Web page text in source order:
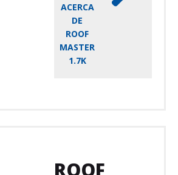
ACERCA
DE
ROOF
MASTER
1.7K
ROOF